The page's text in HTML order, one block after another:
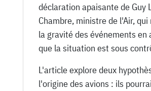
déclaration apaisante de Guy
Chambre, ministre de l'Air,
la gravité des événements en
que la situation est sous
L'article explore deux
l'origine des avions : ils